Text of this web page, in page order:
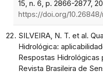
15, n. 6, p. 2866-2877,
https://doi.org/
SILVEIRA, N. T. et al.
Hidrológica:
Respostas Hidrológicas
Revista Brasileira de